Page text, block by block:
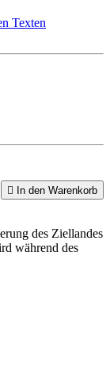
Texten
 In den Warenkorb
des Ziellandes
während des